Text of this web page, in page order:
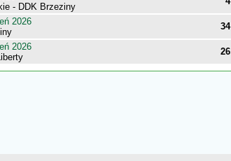
- DDK Brzeziny
2026
34
2026
26